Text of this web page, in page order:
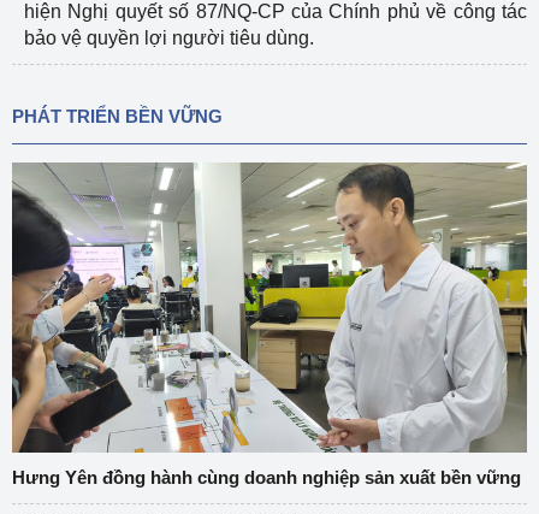
hiện Nghị quyết số 87/NQ-CP của Chính phủ về công tác
bảo vệ quyền lợi người tiêu dùng.
PHÁT TRIỂN BỀN VỮNG
Hưng Yên đồng hành cùng doanh nghiệp sản xuất bền vững